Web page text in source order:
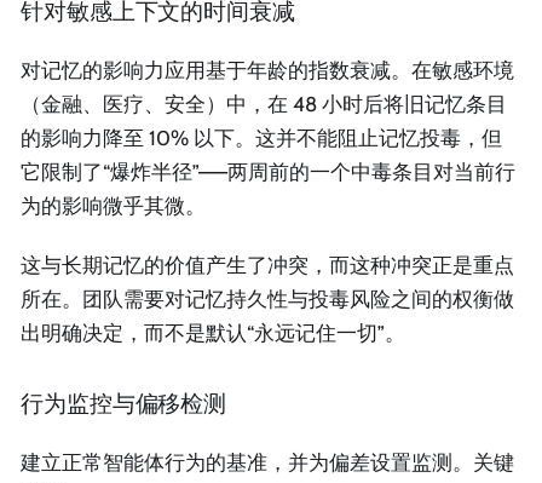
针对敏感上下文的时间衰减
对记忆的影响力应用基于年龄的指数衰减。在敏感环境
（金融、医疗、安全）中，在 48 小时后将旧记忆条目
的影响力降至 10% 以下。这并不能阻止记忆投毒，但
它限制了“爆炸半径”——两周前的一个中毒条目对当前行
为的影响微乎其微。
这与长期记忆的价值产生了冲突，而这种冲突正是重点
所在。团队需要对记忆持久性与投毒风险之间的权衡做
出明确决定，而不是默认“永远记住一切”。
行为监控与偏移检测
建立正常智能体行为的基准，并为偏差设置监测。关键